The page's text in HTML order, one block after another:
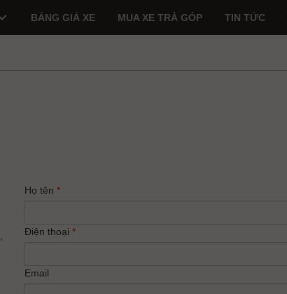
BẢNG GIÁ XE MUA XE TRẢ GÓP TIN TỨC
Họ tên *
Điện thoại *
Email